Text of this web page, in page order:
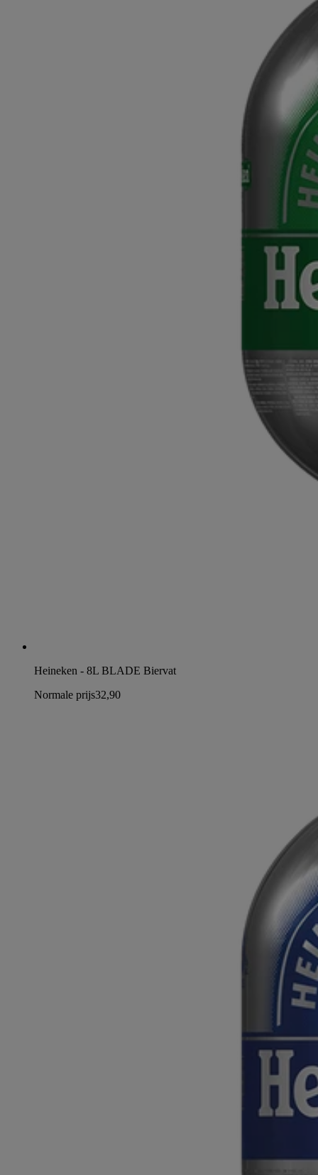
Heineken - 8L BLADE Biervat
Normale prijs32,90